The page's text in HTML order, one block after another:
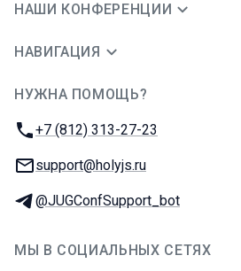
НАШИ КОНФЕРЕНЦИИ
НАВИГАЦИЯ
НУЖНА ПОМОЩЬ?
Телефон:
+7 (812) 313-27-23
E-mail:
support@holyjs.ru
Телеграм:
@JUGConfSupport_bot
МЫ В СОЦИАЛЬНЫХ СЕТЯХ